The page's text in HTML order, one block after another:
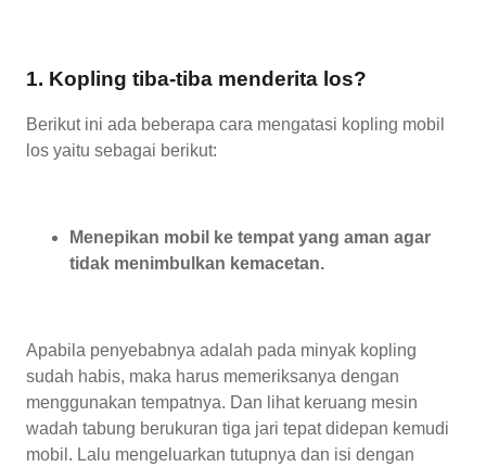
1. Kopling tiba-tiba menderita los?
Berikut ini ada beberapa cara mengatasi kopling mobil
los yaitu sebagai berikut:
Menepikan mobil ke tempat yang aman agar
tidak menimbulkan kemacetan.
Apabila penyebabnya adalah pada minyak kopling
sudah habis, maka harus memeriksanya dengan
menggunakan tempatnya. Dan lihat keruang mesin
wadah tabung berukuran tiga jari tepat didepan kemudi
mobil. Lalu mengeluarkan tutupnya dan isi dengan